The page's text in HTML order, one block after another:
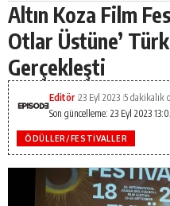
Altın Koza Film
Otlar Üstüne’
Gerçekleşti
Son güncelleme: 23 Eyl 2023
Editör 23 Eyl 2023 5 dakikalık
ÖDÜLLER/FESTIVALLER